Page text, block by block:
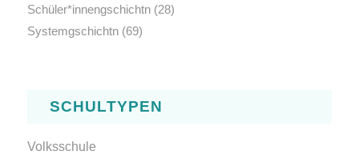
Schüler*innengschichtn(28)
Systemgschichtn(69)
SCHULTYPEN
Volksschule